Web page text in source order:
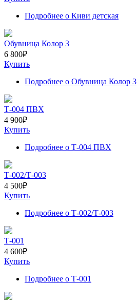
Подробнее о Киви детская
Обувница Колор 3
6 800₽
Купить
Подробнее о Обувница Колор 3
Т-004 ПВХ
4 900₽
Купить
Подробнее о Т-004 ПВХ
Т-002/Т-003
4 500₽
Купить
Подробнее о Т-002/Т-003
Т-001
4 600₽
Купить
Подробнее о Т-001